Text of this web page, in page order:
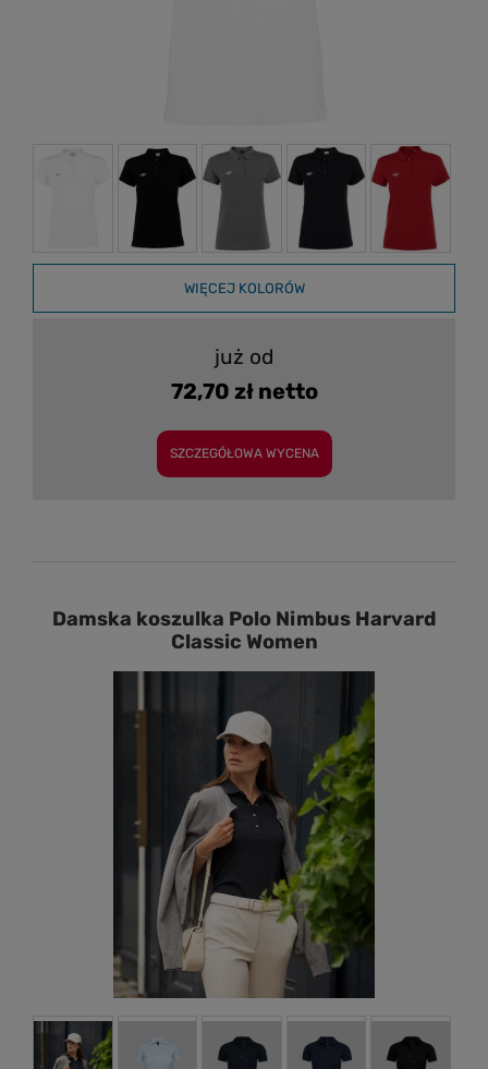
WIĘCEJ KOLORÓW
już od
72,70 zł netto
SZCZEGÓŁOWA WYCENA
Damska koszulka Polo Nimbus Harvard
Classic Women